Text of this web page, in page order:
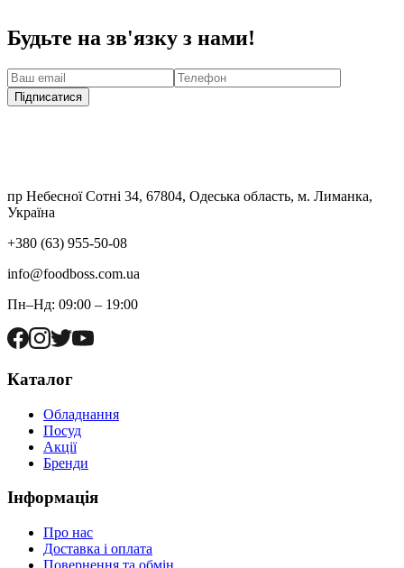
Будьте на зв'язку з нами!
Підписатися
пр Небесної Сотні 34, 67804, Одеська область, м. Лиманка,
Україна
+380 (63) 955-50-08
info@foodboss.com.ua
Пн–Нд: 09:00 – 19:00
Каталог
Обладнання
Посуд
Акції
Бренди
Інформація
Про нас
Доставка і оплата